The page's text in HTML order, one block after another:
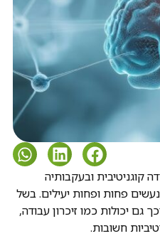
קוגניטיבית ובעקבותיה
נעשים פחות ופחות יעילים. בשל
גם יכולות כמו זיכרון עבודה,
חשובות.